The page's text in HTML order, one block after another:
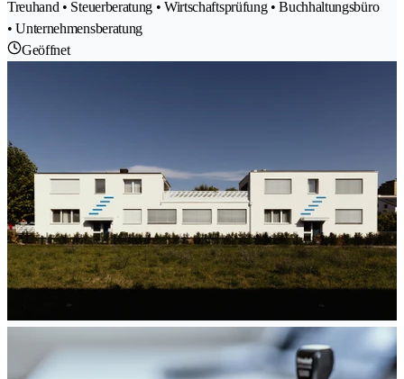
Treuhand • Steuerberatung • Wirtschaftsprüfung • Buchhaltungsbüro
• Unternehmensberatung
Geöffnet